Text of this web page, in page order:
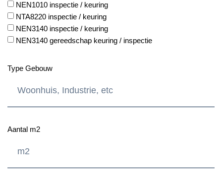
NEN1010 inspectie / keuring
NTA8220 inspectie / keuring
NEN3140 inspectie / keuring
NEN3140 gereedschap keuring / inspectie
Type Gebouw
Aantal m2